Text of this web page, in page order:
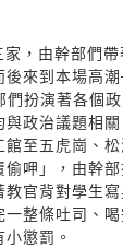
，由幹部們
後來到本場高
們扮演著各個
政治議題相
至五虎崗、
呷」，由幹
教官背對學生
整條吐司、
懲罰。